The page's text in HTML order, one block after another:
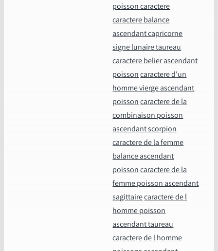
poisson caractere
caractere balance
ascendant capricorne
signe lunaire taureau
caractere belier ascendant
poisson caractere d'un
homme vierge ascendant
poisson caractere de la
combinaison poisson
ascendant scorpion
caractere de la femme
balance ascendant
poisson caractere de la
femme poisson ascendant
sagittairecaractere de l
homme poisson
ascendant taureau
caractere de l homme